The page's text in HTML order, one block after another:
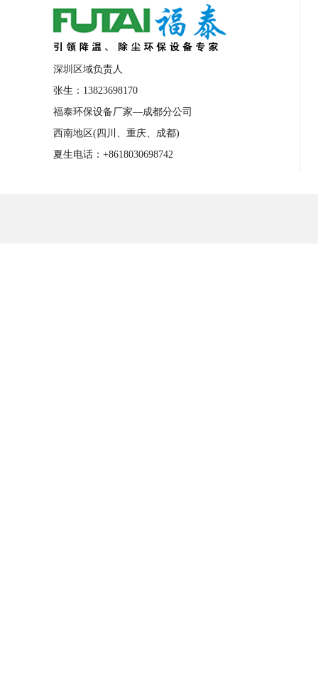
深圳区域负责人
张生：13823698170
福泰环保设备厂家—成都分公司
西南地区(四川、重庆、成都)
夏生电话：+8618030698742